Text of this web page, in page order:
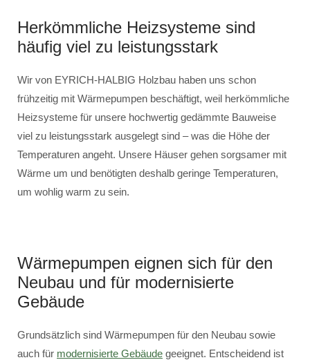
Herkömmliche Heizsysteme sind
häufig viel zu leistungsstark
Wir von EYRICH-HALBIG Holzbau haben uns schon
frühzeitig mit Wärmepumpen beschäftigt, weil herkömmliche
Heizsysteme für unsere hochwertig gedämmte Bauweise
viel zu leistungsstark ausgelegt sind – was die Höhe der
Temperaturen angeht. Unsere Häuser gehen sorgsamer mit
Wärme um und benötigten deshalb geringe Temperaturen,
um wohlig warm zu sein.
Wärmepumpen eignen sich für den
Neubau und für modernisierte
Gebäude
Grundsätzlich sind Wärmepumpen für den Neubau sowie
auch für modernisierte Gebäude geeignet. Entscheidend ist